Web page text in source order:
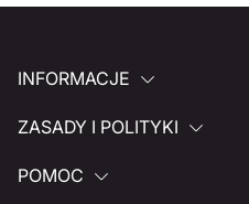
INFORMACJE
ZASADY I POLITYKI
POMOC